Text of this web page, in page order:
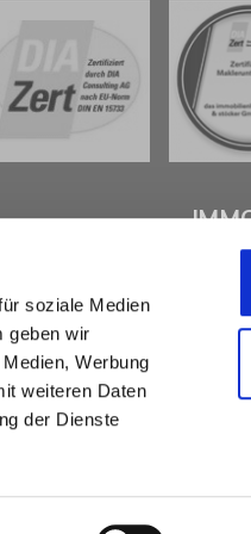
soziale Medien
geben wir
Werbung
weiteren Daten
der Dienste